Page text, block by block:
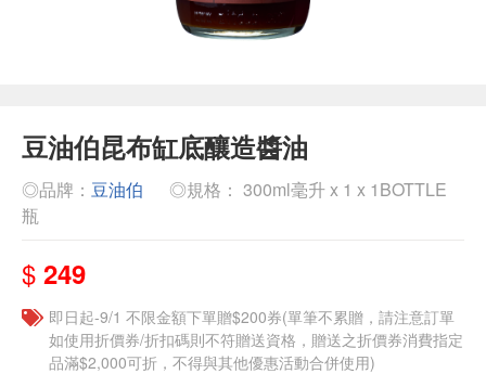
豆油伯昆布缸底釀造醬油
◎品牌： 豆油伯
◎規格： 300ml毫升 x 1 x 1BOTTLE
瓶
$ 249
即日起-9/1 不限金額下單贈$200券(單筆不累贈，請注意訂單
如使用折價券/折扣碼則不符贈送資格，贈送之折價券消費指定
品滿$2,000可折，不得與其他優惠活動合併使用)